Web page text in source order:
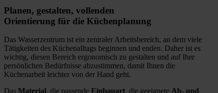
Planen, gestalten, vollenden
Orientierung für die Küchenplanung
Das Wasserzentrum ist ein zentraler Arbeitsbereich, an dem viele
Tätigkeiten des Küchenalltags beginnen und enden. Daher ist es
wichtig, diesen Bereich ergonomisch zu gestalten und auf Ihre
persönlichen Bedürfnisse abzustimmen, damit Ihnen die
Küchenarbeit leichter von der Hand geht.
Das Material, die passende Einbauart, die geeignete Ab- und